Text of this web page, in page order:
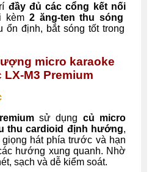
đầy đủ các cổng kết nối
kèm 2 ăng-ten thu sóng
ổn định, bắt sóng tốt trong
micro karaoke
M3 Premium
sử dụng củ micro
thu cardioid định hướng,
hát phía trước và hạn
hướng xung quanh. Nhờ
sạch và dễ kiểm soát.